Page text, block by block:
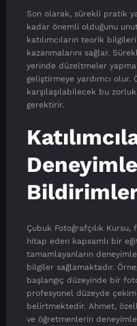
Son olarak, sürekli pratik
kadar önemli olduğunu
katılımcıların teorik
kazanmalarını sağlar.
yerinde düzeltmeler
geliştirmeye yardımcı olur.
karşılaşılabilecek bu
gerektirir.
Çubuk Fotoğrafçılık Kursu,
hitap eden kapsamlı bir
tamamlayanların
bilgiler sağlamaktadır.
başlangıç düzeyinde bir
profesyonel düzeyde
belirtmektedir. Ahmet,
ve öğretmenlerin